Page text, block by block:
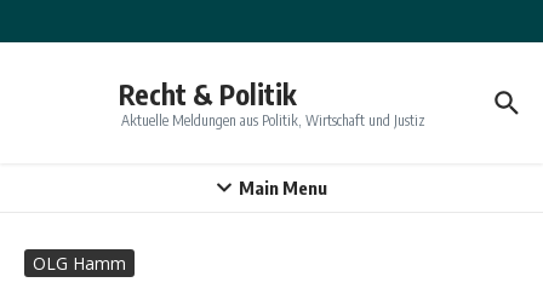
Recht & Politik
Aktuelle Meldungen aus Politik, Wirtschaft und Justiz
Main Menu
OLG Hamm